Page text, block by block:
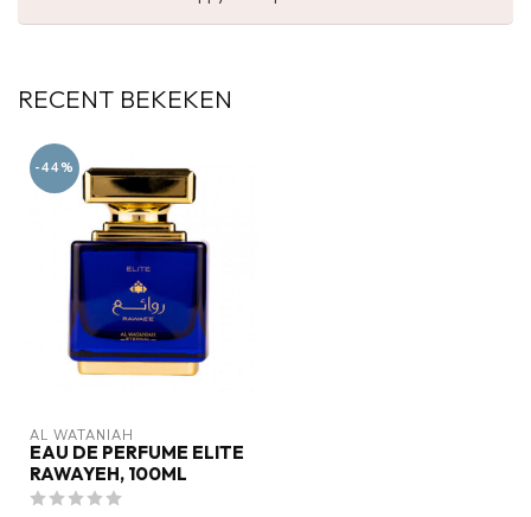
RECENT BEKEKEN
-44%
AL WATANIAH
EAU DE PERFUME ELITE
RAWAYEH, 100ML